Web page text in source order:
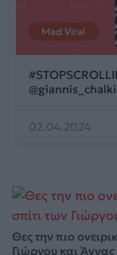
Mad Viral
02.04.2024
Θες την πιο
Γιώργου και